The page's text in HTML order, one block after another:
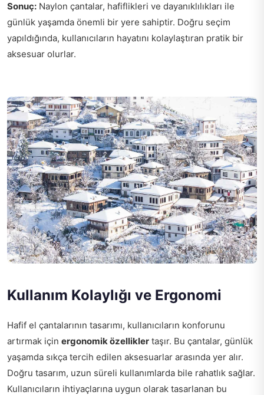
Sonuç: Naylon çantalar, hafiflikleri ve dayanıklılıkları ile
günlük yaşamda önemli bir yere sahiptir. Doğru seçim
yapıldığında, kullanıcıların hayatını kolaylaştıran pratik bir
aksesuar olurlar.
Kullanım Kolaylığı ve Ergonomi
Hafif el çantalarının tasarımı, kullanıcıların konforunu
artırmak için ergonomik özellikler taşır. Bu çantalar, günlük
yaşamda sıkça tercih edilen aksesuarlar arasında yer alır.
Doğru tasarım, uzun süreli kullanımlarda bile rahatlık sağlar.
Kullanıcıların ihtiyaçlarına uygun olarak tasarlanan bu